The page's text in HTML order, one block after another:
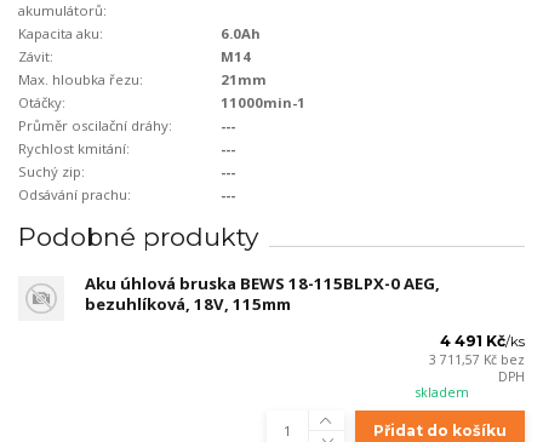
akumulátorů:
Kapacita aku:
6.0Ah
Závit:
M14
Max. hloubka řezu:
21mm
Otáčky:
11000min-1
Průměr oscilační dráhy:
---
Rychlost kmitání:
---
Suchý zip:
---
Odsávání prachu:
---
Podobné produkty
Aku úhlová bruska BEWS 18-115BLPX-0 AEG,
bezuhlíková, 18V, 115mm
4 491 Kč/ks
3 711,57 Kč bez
DPH
skladem
Přidat do košíku